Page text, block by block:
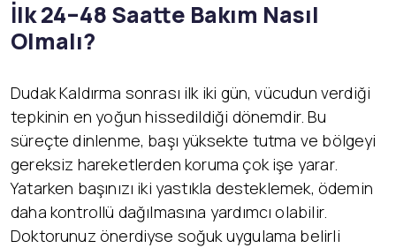
İlk 24–48 Saatte Bakım Nasıl
Olmalı?
Dudak Kaldırma sonrası ilk iki gün, vücudun verdiği
tepkinin en yoğun hissedildiği dönemdir. Bu
süreçte dinlenme, başı yüksekte tutma ve bölgeyi
gereksiz hareketlerden koruma çok işe yarar.
Yatarken başınızı iki yastıkla desteklemek, ödemin
daha kontrollü dağılmasına yardımcı olabilir.
Doktorunuz önerdiyse soğuk uygulama belirli